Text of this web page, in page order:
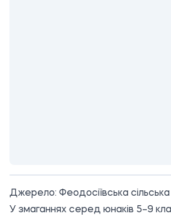
Джерело: Феодосіївська
У змаганнях серед юнаків 5–9